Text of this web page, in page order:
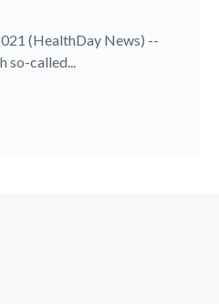
(HealthDay News) --
so-called...